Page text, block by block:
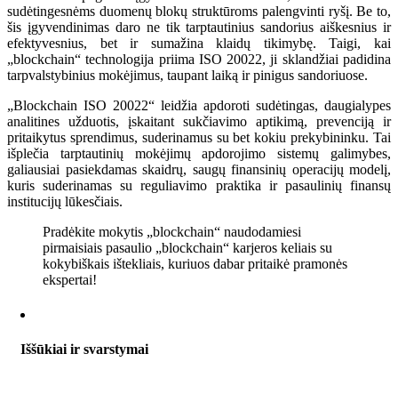
sudėtingesnėms duomenų blokų struktūroms palengvinti ryšį. Be to,
šis įgyvendinimas daro ne tik tarptautinius sandorius aiškesnius ir
efektyvesnius, bet ir sumažina klaidų tikimybę. Taigi, kai
„blockchain“ technologija priima ISO 20022, ji sklandžiai padidina
tarpvalstybinius mokėjimus, taupant laiką ir pinigus sandoriuose.
„Blockchain ISO 20022“ leidžia apdoroti sudėtingas, daugialypes
analitines užduotis, įskaitant sukčiavimo aptikimą, prevenciją ir
pritaikytus sprendimus, suderinamus su bet kokiu prekybininku. Tai
išplečia tarptautinių mokėjimų apdorojimo sistemų galimybes,
galiausiai pasiekdamas skaidrų, saugų finansinių operacijų modelį,
kuris suderinamas su reguliavimo praktika ir pasaulinių finansų
institucijų lūkesčiais.
Pradėkite mokytis „blockchain“ naudodamiesi
pirmaisiais pasaulio „blockchain“ karjeros keliais su
kokybiškais ištekliais, kuriuos dabar pritaikė pramonės
ekspertai!
Iššūkiai ir svarstymai